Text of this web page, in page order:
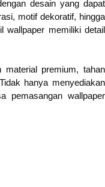
desain yang dapat
motif dekoratif, hingga
wallpaper memiliki detail
material premium, tahan
hanya menyediakan
pemasangan wallpaper